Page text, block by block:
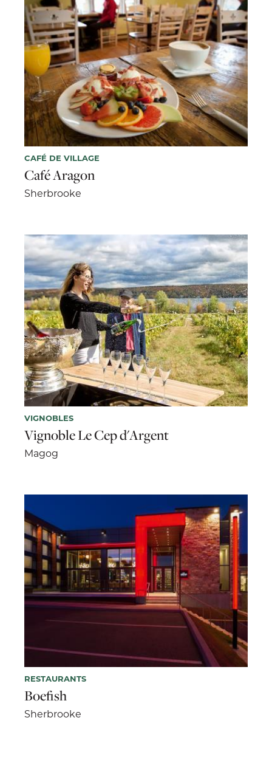
CAFÉ DE VILLAGE
Café Aragon
Sherbrooke
VIGNOBLES
Vignoble Le Cep d'Argent
Magog
RESTAURANTS
Boefish
Sherbrooke